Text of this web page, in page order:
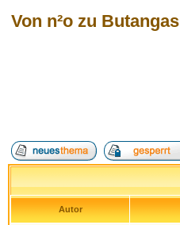
Von n²o zu Butangas
Autor